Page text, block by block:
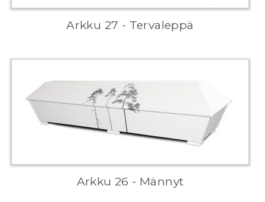
Arkku 27 - Tervaleppä
Arkku 26 - Männyt